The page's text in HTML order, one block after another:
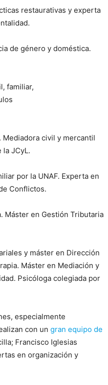
restaurativas y experta
de género y doméstica.
familiar,
Mediadora civil y mercantil
JCyL.
por la UNAF. Experta en
Conflictos.
Máster en Gestión Tributaria
y máster en Dirección
Máster en Mediación y
Psicóloga colegiada por
especialmente
con un gran equipo de
Francisco Iglesias
en organización y